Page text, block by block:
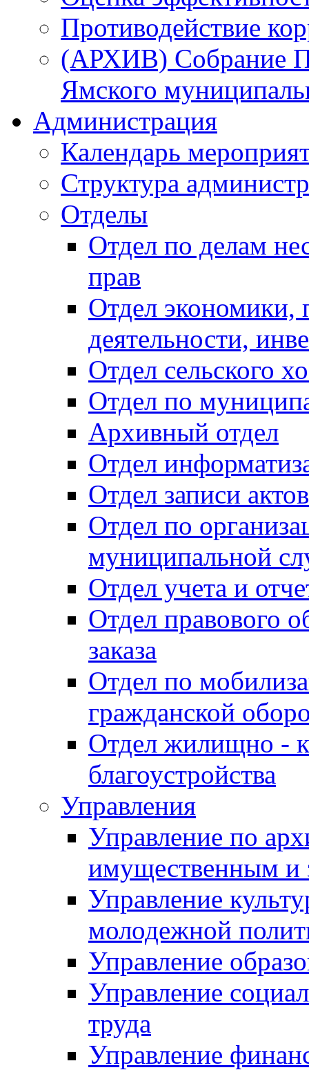
Противодействие
(АРХИВ) Собрание
Ямского
Администрация
Календарь
Структура
Отделы
Отдел по делам
прав
Отдел экономики,
деятельности,
Отдел сельского
Отдел по
Архивный отдел
Отдел
Отдел записи
Отдел по
муниципальной
Отдел учета и
Отдел правового
заказа
Отдел по
гражданской
Отдел жилищно -
благоустройства
Управления
Управление по
имущественным и
Управление
молодежной
Управление
Управление
труда
Управление